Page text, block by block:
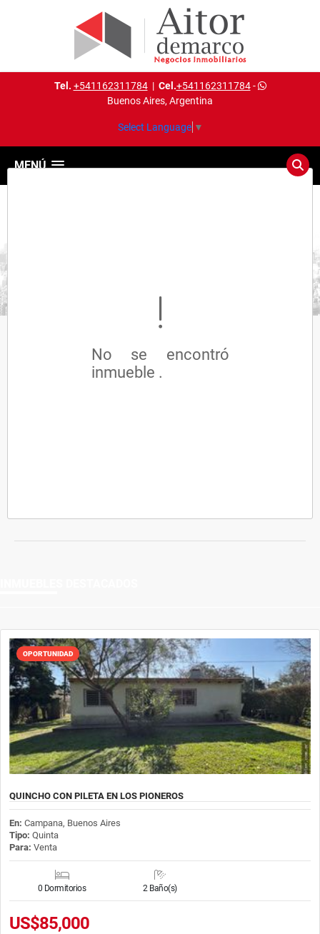
Tel. +541162311784| Cel.+541162311784-
Buenos Aires, Argentina
Select Language ▼
MENÚ
No se encontró
inmueble .
OPORTUNIDAD
QUINCHO CON PILETA EN LOS PIONEROS
En: Campana, Buenos Aires
Tipo: Quinta
Para: Venta
0 Dormitorios 2 Baño(s)
US$85,000